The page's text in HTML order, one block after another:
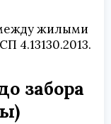
жилыми
4.13130.2013.
забора